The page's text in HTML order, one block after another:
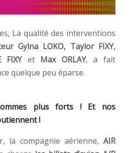
La qualité des interventions
Gylna LOKO, Taylor FIXY,
FIXY etMax ORLAY, a fait
quelque peu éparse.
plus forts ! Et nos
!
la compagnie aérienne, AIR